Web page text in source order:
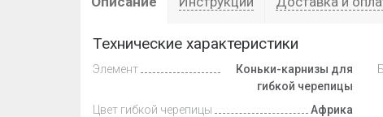
Технические характеристики
Элемент
Коньки-карнизы для
гибкой черепицы
Цвет гибкой черепицы
Африка